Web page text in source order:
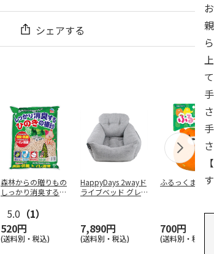
シェアする
森林からの贈りもの
しっかり消臭するひ
5.0 （1）
520円
(送料別・税込)
HappyDays 2wayド
ライブベッド グレ
7,890円
(送料別・税込)
ふるっくま み
700円
(送料別・税込)